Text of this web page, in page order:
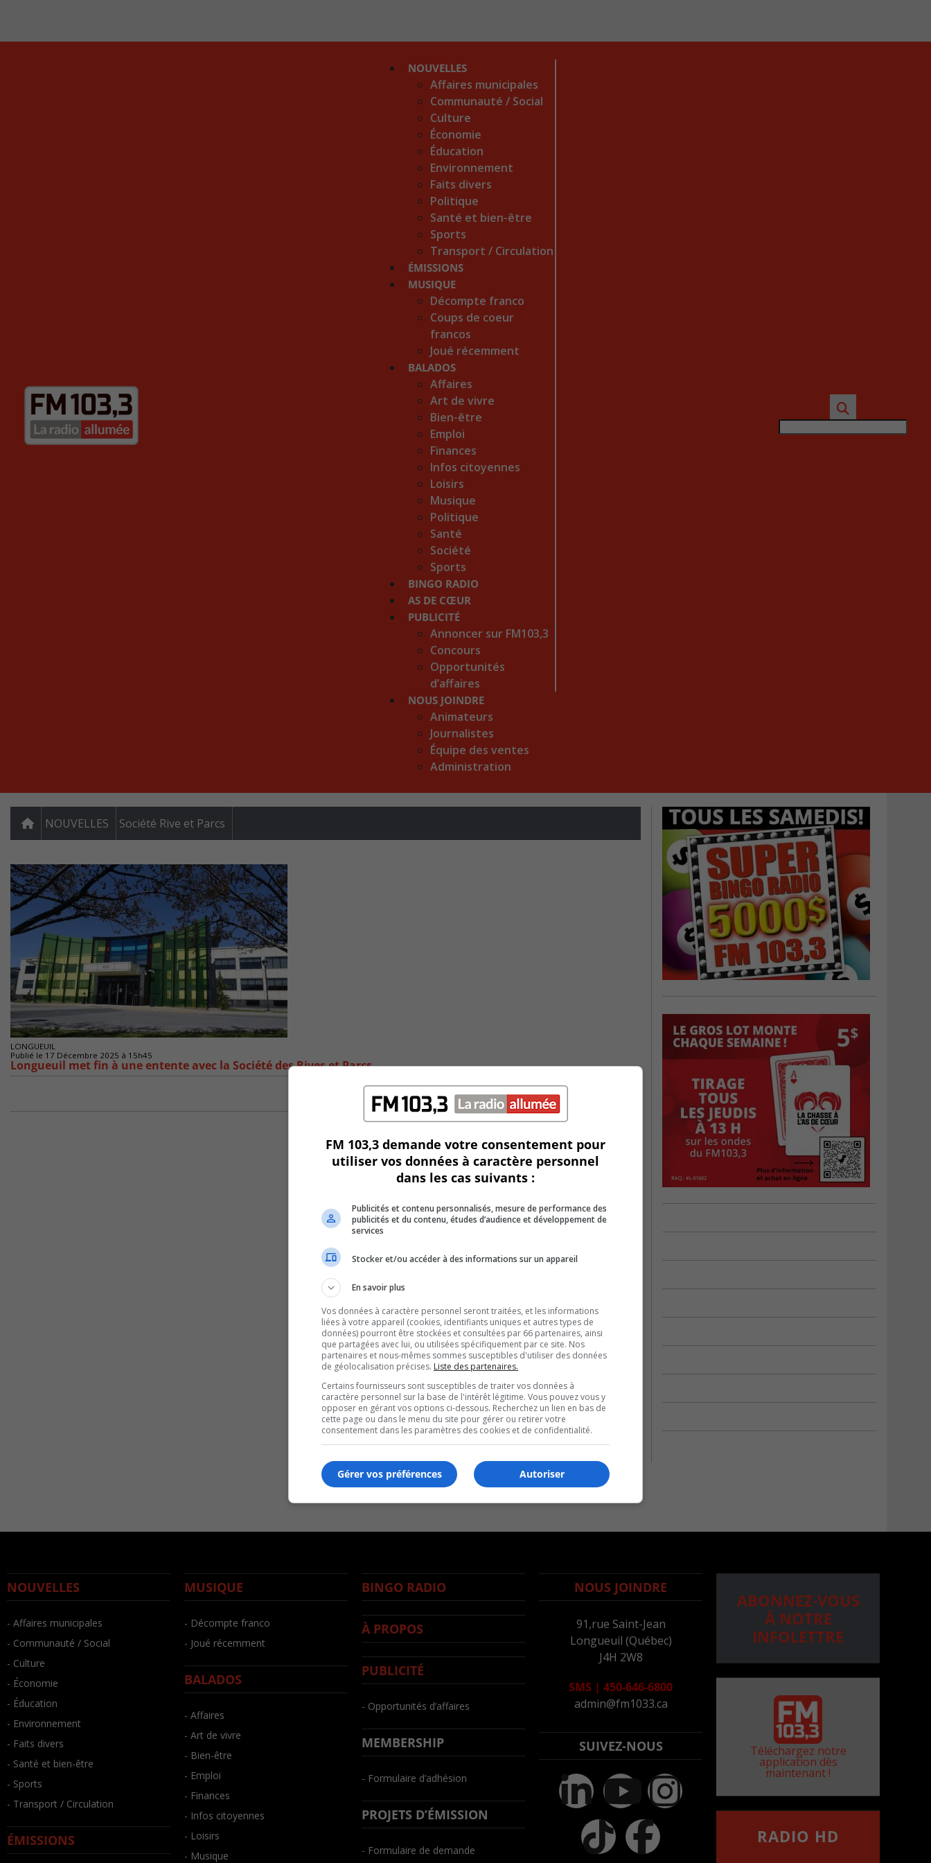
NOUVELLES
Affaires municipales
Communauté / Social
Culture
Économie
Éducation
Environnement
Faits divers
Politique
Santé et bien-être
Sports
Transport / Circulation
ÉMISSIONS
MUSIQUE
Décompte franco
Coups de coeur
francos
Joué récemment
BALADOS
Affaires
Art de vivre
Bien-être
Emploi
Finances
Infos citoyennes
Loisirs
Musique
Politique
Santé
Société
Sports
BINGO RADIO
AS DE CŒUR
PUBLICITÉ
Annoncer sur FM103,3
Concours
Opportunités
d’affaires
NOUS JOINDRE
Animateurs
Journalistes
Équipe des ventes
Administration
NOUVELLES Société Rive et Parcs
LONGUEUIL
Publié le 17 Décembre 2025 à 15h45
Longueuil met fin à une entente avec la Société des Rives et Parcs
NOUVELLES
- Affaires municipales
- Communauté / Social
- Culture
- Économie
- Éducation
- Environnement
- Faits divers
- Santé et bien-être
- Sports
- Transport / Circulation
ÉMISSIONS
MUSIQUE
- Décompte franco
- Joué récemment
BALADOS
- Affaires
- Art de vivre
- Bien-être
- Emploi
- Finances
- Infos citoyennes
- Loisirs
- Musique
BINGO RADIO
À PROPOS
PUBLICITÉ
- Opportunités d’affaires
MEMBERSHIP
- Formulaire d’adhésion
PROJETS D’ÉMISSION
- Formulaire de demande
NOUS JOINDRE
91,rue Saint-Jean
Longueuil (Québec)
J4H 2W8
SMS | 450-646-6800
admin@fm1033.ca
SUIVEZ-NOUS
ABONNEZ-VOUS
À NOTRE
INFOLETTRE
Téléchargez notre
application dès
maintenant !
RADIO HD
FM 103,3 demande votre consentement pour
utiliser vos données à caractère personnel
dans les cas suivants :
Publicités et contenu personnalisés, mesure de performance des
publicités et du contenu, études d’audience et développement de
services
Stocker et/ou accéder à des informations sur un appareil
En savoir plus
Vos données à caractère personnel seront traitées, et les informations
liées à votre appareil (cookies, identifiants uniques et autres types de
données) pourront être stockées et consultées par 66 partenaires, ainsi
que partagées avec lui, ou utilisées spécifiquement par ce site. Nos
partenaires et nous-mêmes sommes susceptibles d'utiliser des données
de géolocalisation précises. Liste des partenaires.
Certains fournisseurs sont susceptibles de traiter vos données à
caractère personnel sur la base de l'intérêt légitime. Vous pouvez vous y
opposer en gérant vos options ci-dessous. Recherchez un lien en bas de
cette page ou dans le menu du site pour gérer ou retirer votre
consentement dans les paramètres des cookies et de confidentialité.
Autoriser
Gérer vos préférences